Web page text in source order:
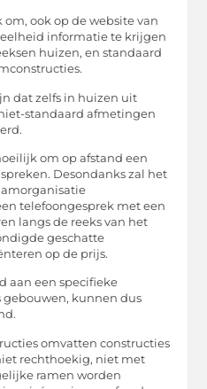
ook op de website van
informatie te krijgen
huizen, en standaard
dat zelfs in huizen uit
standaard afmetingen
om op afstand een
Desondanks zal het
telefoongesprek met een
langs de reeks van het
geschatte
op de prijs.
aan een specifieke
kunnen dus
omvatten constructies
rechthoekig, niet met
ramen worden